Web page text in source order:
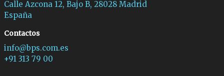
Calle Azcona 12, Bajo B, 28028 Madrid
España
Contactos
info@bps.com.es
+91 313 79 00